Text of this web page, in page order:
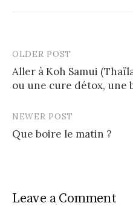
OLDER POST
Aller à Koh Samui
ou une cure détox, une
NEWER POST
Que boire le matin ?
Leave a Comment